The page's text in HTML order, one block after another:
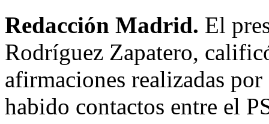
Redacción Madrid. El
Rodríguez Zapatero,
afirmaciones realizadas
habido contactos entre el